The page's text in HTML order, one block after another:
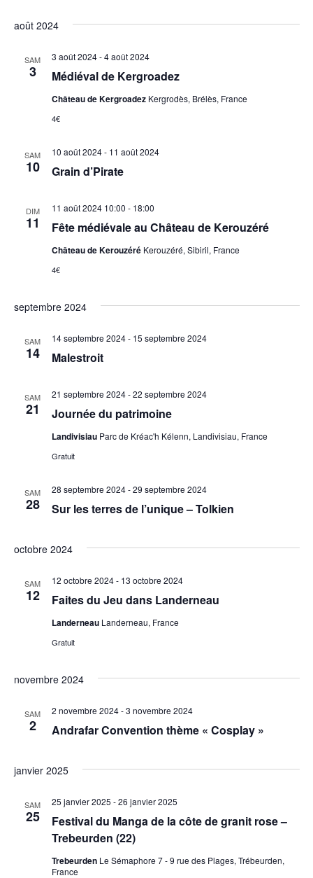
août 2024
SAM
3 Médiéval de Kergroadez
3 août 2024-4 août 2024
Château de Kergroadez Kergrodès, Brélès, France
4€
SAM
10 Grain d’Pirate
10 août 2024- 11 août 2024
DIM
11 Fête médiévale au Château de Kerouzéré
11 août 2024 10:00 - 18:00
Château de Kerouzéré Kerouzéré, Sibiril, France
4€
septembre 2024
SAM
14 Malestroit
14 septembre 2024- 15 septembre 2024
SAM
21 Journée du patrimoine
21 septembre 2024-22 septembre 2024
Landivisiau Parc de Kréac'h Kélenn, Landivisiau, France
Gratuit
SAM
28 Sur les terres de l’unique – Tolkien
28 septembre 2024-29 septembre 2024
octobre 2024
SAM
12 Faites du Jeu dans Landerneau
12 octobre 2024- 13 octobre 2024
Landerneau Landerneau, France
Gratuit
novembre 2024
SAM
2 Andrafar Convention thème « Cosplay »
2 novembre 2024-3 novembre 2024
janvier 2025
SAM
25
Festival du Manga de la côte de granit rose –
Trebeurden (22)
25 janvier 2025 -26 janvier 2025
Trebeurden Le Sémaphore 7 - 9 rue des Plages, Trébeurden,
France